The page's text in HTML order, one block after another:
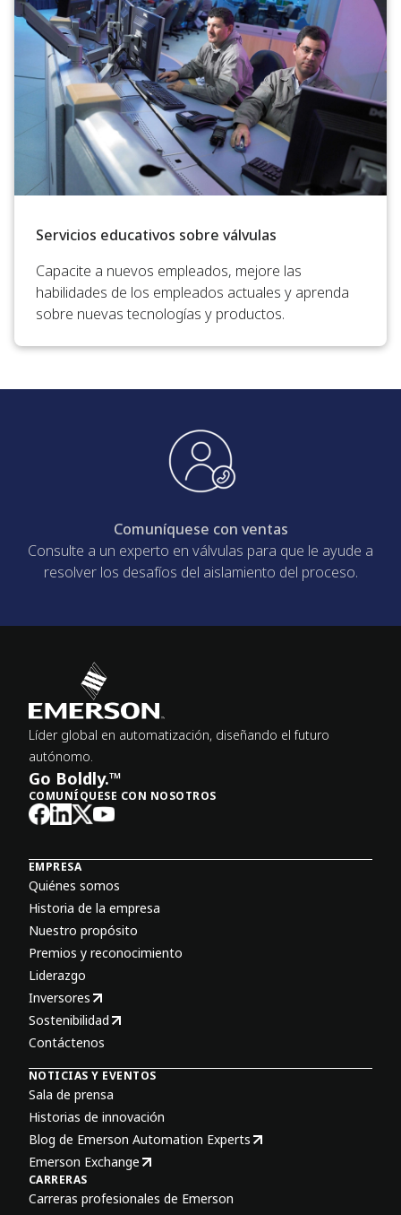
Servicios educativos sobre válvulas
Capacite a nuevos empleados, mejore las
habilidades de los empleados actuales y aprenda
sobre nuevas tecnologías y productos.
Comuníquese con ventas
Consulte a un experto en válvulas para que le ayude a
resolver los desafíos del aislamiento del proceso.
Líder global en automatización, diseñando el futuro
autónomo.
Go Boldly.™
COMUNÍQUESE CON NOSOTROS
EMPRESA
Quiénes somos
Historia de la empresa
Nuestro propósito
Premios y reconocimiento
Liderazgo
Inversores
Sostenibilidad
Contáctenos
NOTICIAS Y EVENTOS
Sala de prensa
Historias de innovación
Blog de Emerson Automation Experts
Emerson Exchange
CARRERAS
Carreras profesionales de Emerson